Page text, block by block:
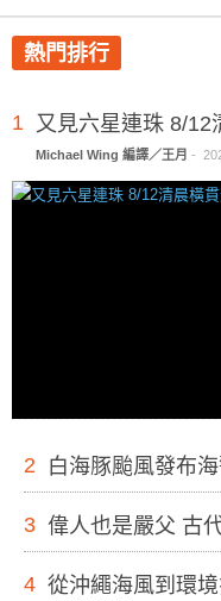
熱門排行
1 又見六星連珠 8/12
Michael Wing 編譯／王月 -
2 白海豚颱風發布
3 偉人也是嚴父 古
4 從沖繩海風到環